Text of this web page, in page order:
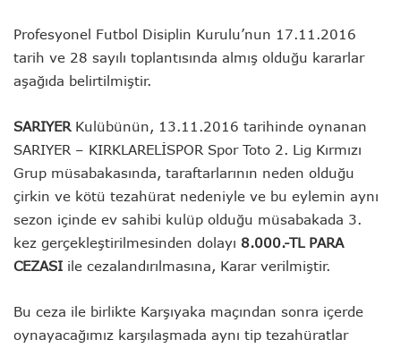
Profesyonel Futbol Disiplin Kurulu’nun 17.11.2016
tarih ve 28 sayılı toplantısında almış olduğu kararlar
aşağıda belirtilmiştir.
SARIYERKulübünün, 13.11.2016 tarihinde oynanan
SARIYER – KIRKLARELİSPOR Spor Toto 2. Lig Kırmızı
Grup müsabakasında, taraftarlarının neden olduğu
çirkin ve kötü tezahürat nedeniyle ve bu eylemin aynı
sezon içinde ev sahibi kulüp olduğu müsabakada 3.
kez gerçekleştirilmesinden dolayı 8.000.-TL PARA
CEZASI ile cezalandırılmasına, Karar verilmiştir.
Bu ceza ile birlikte Karşıyaka maçından sonra içerde
oynayacağımız karşılaşmada aynı tip tezahüratlar